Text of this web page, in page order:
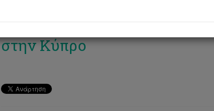
3η Ημερίδα Δημόσιας
στην Κύπρο